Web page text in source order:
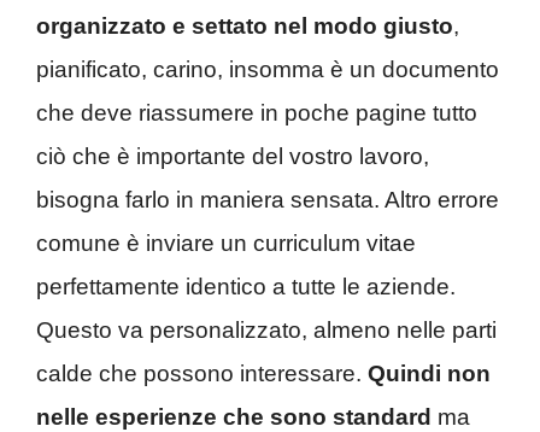
organizzato e settato nel modo giusto,
pianificato, carino, insomma è un documento
che deve riassumere in poche pagine tutto
ciò che è importante del vostro lavoro,
bisogna farlo in maniera sensata. Altro errore
comune è inviare un curriculum vitae
perfettamente identico a tutte le aziende.
Questo va personalizzato, almeno nelle parti
calde che possono interessare. Quindi non
nelle esperienze che sono standard ma